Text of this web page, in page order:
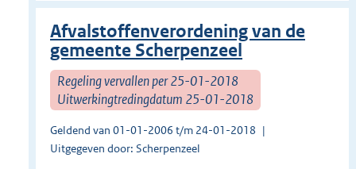
Afvalstoffenverordening van de
gemeente Scherpenzeel
Regeling vervallen per 25-01-2018
Uitwerkingtredingdatum 25-01-2018
Geldend van 01-01-2006 t/m 24-01-2018
Uitgegeven door: Scherpenzeel